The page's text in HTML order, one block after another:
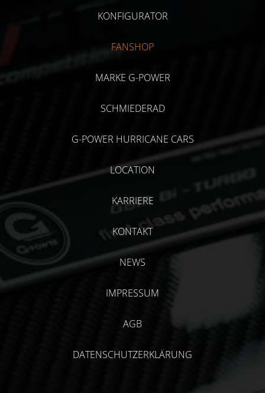
KONFIGURATOR
FANSHOP
MARKE G-POWER
SCHMIEDERAD
G-POWER HURRICANE CARS
LOCATION
KARRIERE
KONTAKT
NEWS
IMPRESSUM
AGB
DATENSCHUTZERKLÄRUNG